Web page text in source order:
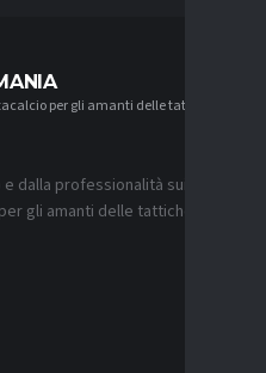
per gli amanti delle tattiche
dalla professionalità sui
gli amanti delle tattiche